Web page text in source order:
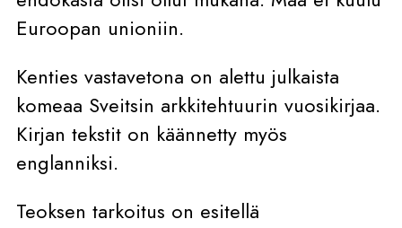
Euroopan unioniin.
Kenties vastavetona on alettu julkaista
komeaa Sveitsin arkkitehtuurin vuosikirjaa.
Kirjan tekstit on käännetty myös
englanniksi.
Teoksen tarkoitus on esitellä